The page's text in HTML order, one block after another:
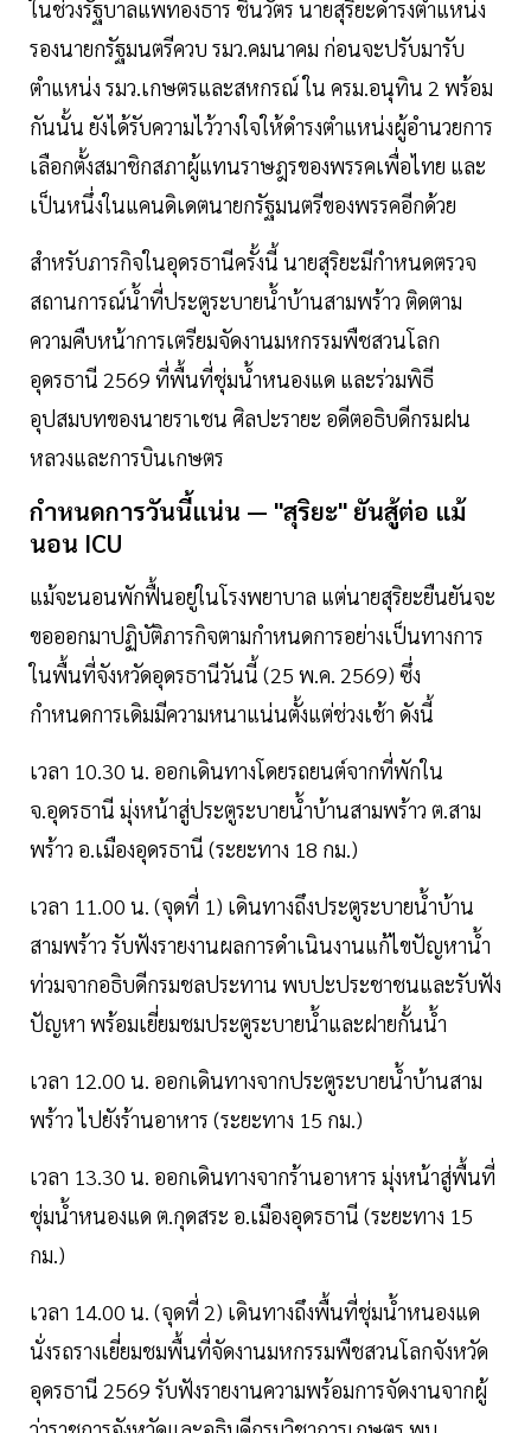
ในช่วงรัฐบาลแพทองธาร ชินวัตร นายสุริยะดำรงตำแหน่ง
รองนายกรัฐมนตรีควบ รมว.คมนาคม ก่อนจะปรับมารับ
ตำแหน่ง รมว.เกษตรและสหกรณ์ ใน ครม.อนุทิน 2 พร้อม
กันนั้น ยังได้รับความไว้วางใจให้ดำรงตำแหน่งผู้อำนวยการ
เลือกตั้งสมาชิกสภาผู้แทนราษฎรของพรรคเพื่อไทย และ
เป็นหนึ่งในแคนดิเดตนายกรัฐมนตรีของพรรคอีกด้วย
สำหรับภารกิจในอุดรธานีครั้งนี้ นายสุริยะมีกำหนดตรวจ
สถานการณ์น้ำที่ประตูระบายน้ำบ้านสามพร้าว ติดตาม
ความคืบหน้าการเตรียมจัดงานมหกรรมพืชสวนโลก
อุดรธานี 2569 ที่พื้นที่ชุ่มน้ำหนองแด และร่วมพิธี
อุปสมบทของนายราเชน ศิลปะรายะ อดีตอธิบดีกรมฝน
หลวงและการบินเกษตร
กำหนดการวันนี้แน่น — "สุริยะ" ยันสู้ต่อ แม้
นอน ICU
แม้จะนอนพักฟื้นอยู่ในโรงพยาบาล แต่นายสุริยะยืนยันจะ
ขอออกมาปฏิบัติภารกิจตามกำหนดการอย่างเป็นทางการ
ในพื้นที่จังหวัดอุดรธานีวันนี้ (25 พ.ค. 2569) ซึ่ง
กำหนดการเดิมมีความหนาแน่นตั้งแต่ช่วงเช้า ดังนี้
เวลา 10.30 น. ออกเดินทางโดยรถยนต์จากที่พักใน
จ.อุดรธานี มุ่งหน้าสู่ประตูระบายน้ำบ้านสามพร้าว ต.สาม
พร้าว อ.เมืองอุดรธานี (ระยะทาง 18 กม.)
เวลา 11.00 น. (จุดที่ 1) เดินทางถึงประตูระบายน้ำบ้าน
สามพร้าว รับฟังรายงานผลการดำเนินงานแก้ไขปัญหาน้ำ
ท่วมจากอธิบดีกรมชลประทาน พบปะประชาชนและรับฟัง
ปัญหา พร้อมเยี่ยมชมประตูระบายน้ำและฝายกั้นน้ำ
เวลา 12.00 น. ออกเดินทางจากประตูระบายน้ำบ้านสาม
พร้าว ไปยังร้านอาหาร (ระยะทาง 15 กม.)
เวลา 13.30 น. ออกเดินทางจากร้านอาหาร มุ่งหน้าสู่พื้นที่
ชุ่มน้ำหนองแด ต.กุดสระ อ.เมืองอุดรธานี (ระยะทาง 15
กม.)
เวลา 14.00 น. (จุดที่ 2) เดินทางถึงพื้นที่ชุ่มน้ำหนองแด
นั่งรถรางเยี่ยมชมพื้นที่จัดงานมหกรรมพืชสวนโลกจังหวัด
อุดรธานี 2569 รับฟังรายงานความพร้อมการจัดงานจากผู้